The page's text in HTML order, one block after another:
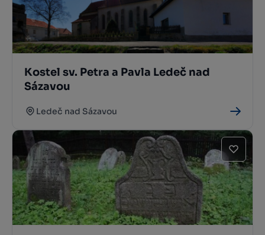
Kostel sv. Petra a Pavla Ledeč nad
Sázavou
Ledeč nad Sázavou